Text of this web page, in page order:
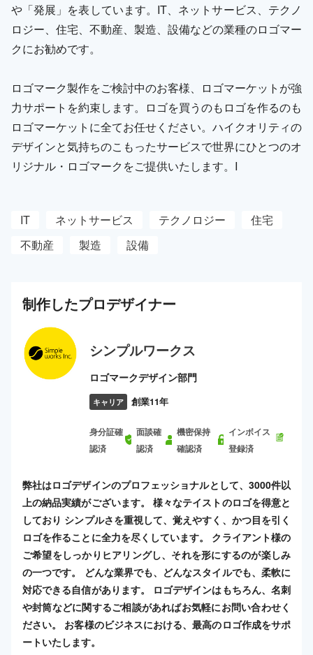
や「発展」を表しています。IT、ネットサービス、テクノ
ロジー、住宅、不動産、製造、設備などの業種のロゴマー
クにお勧めです。
ロゴマーク製作をご検討中のお客様、ロゴマーケットが強
力サポートを約束します。ロゴを買うのもロゴを作るのも
ロゴマーケットに全てお任せください。ハイクオリティの
デザインと気持ちのこもったサービスで世界にひとつのオ
リジナル・ロゴマークをご提供いたします。I
IT ネットサービス テクノロジー
住宅
不動産
製造 設備
制作したプロデザイナー
シンプルワークス
ロゴマークデザイン部門
キャリア 創業11年
身分証確
認済
面談確
認済
機密保持
確認済
インボイス
登録済
弊社はロゴデザインのプロフェッショナルとして、3000件以
上の納品実績がございます。 様々なテイストのロゴを得意と
しており シンプルさを重視して、覚えやすく、かつ目を引く
ロゴを作ることに全力を尽くしています。 クライアント様の
ご希望をしっかりヒアリングし、それを形にするのが楽しみ
の一つです。 どんな業界でも、どんなスタイルでも、柔軟に
対応できる自信があります。 ロゴデザインはもちろん、名刺
や封筒などに関するご相談があればお気軽にお問い合わせく
ださい。 お客様のビジネスにおける、最高のロゴ作成をサポ
ートいたします。